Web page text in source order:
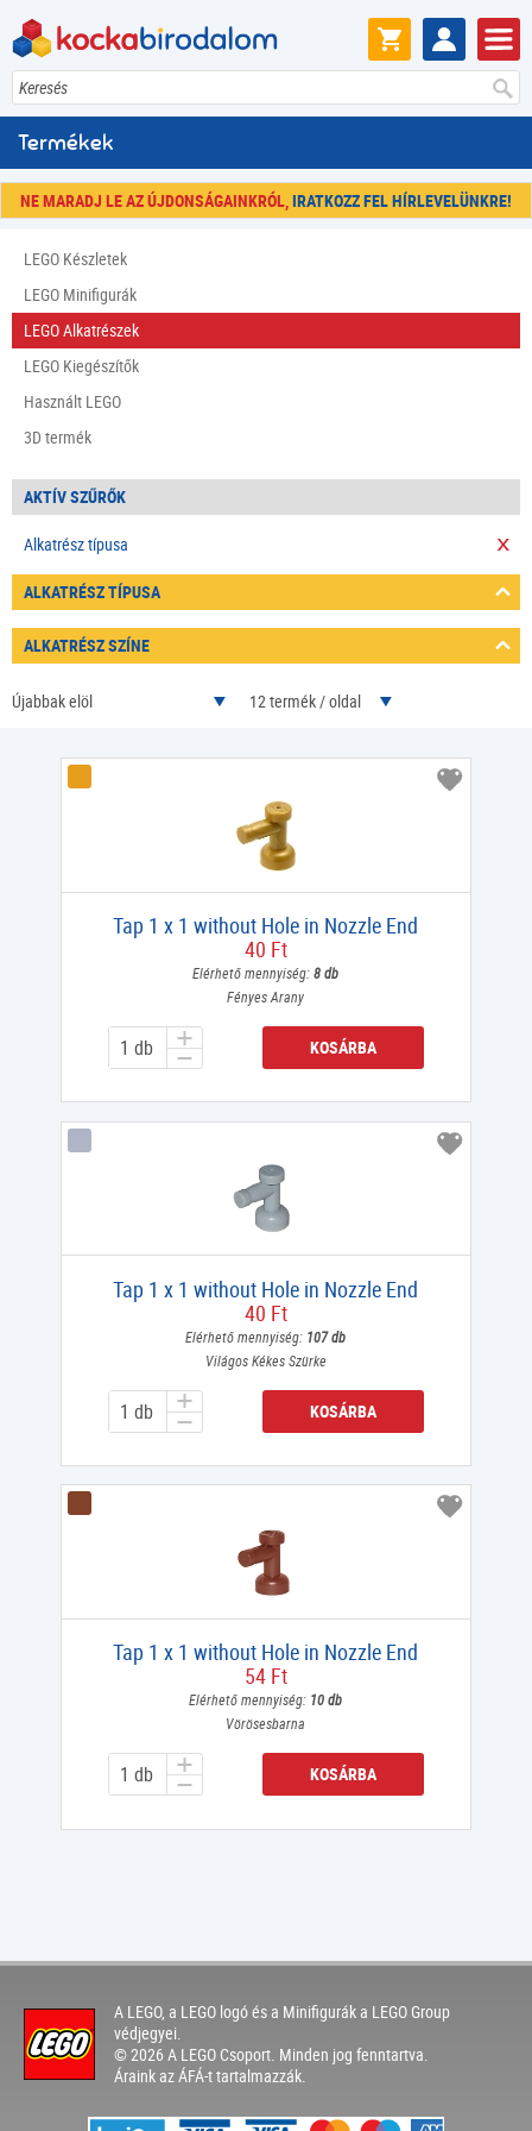
Keresés
Termékek
NE MARADJ LE AZ ÚJDONSÁGAINKRÓL, IRATKOZZ FEL HÍRLEVELÜNKRE!
LEGO Készletek
LEGO Minifigurák
LEGO Alkatrészek
LEGO Kiegészítők
Használt LEGO
3D termék
AKTÍV SZŰRŐK
Alkatrész típusa
ALKATRÉSZ TÍPUSA
ALKATRÉSZ SZÍNE
Újabbak elöl 12 termék / oldal
Tap 1 x 1 without Hole in Nozzle End
40 Ft
Elérhető mennyiség:8 db
Fényes Arany
KOSÁRBA
Tap 1 x 1 without Hole in Nozzle End
40 Ft
Elérhető mennyiség: 107 db
Világos Kékes Szürke
KOSÁRBA
Tap 1 x 1 without Hole in Nozzle End
54 Ft
Elérhető mennyiség: 10 db
Vörösesbarna
KOSÁRBA
A LEGO, a LEGO logó és a Minifigurák a LEGO Group
védjegyei.
© 2026 A LEGO Csoport. Minden jog fenntartva.
Áraink az ÁFÁ-t tartalmazzák.